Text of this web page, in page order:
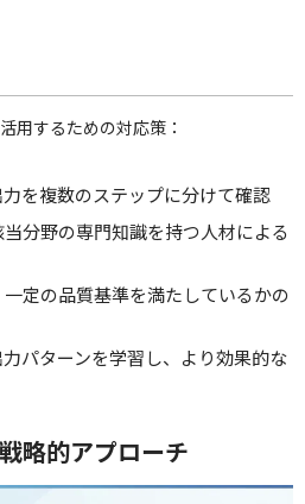
用するための対応策：
力を複数のステップに分けて確認
当分野の専門知識を持つ人材による
一定の品質基準を満たしているかの
力パターンを学習し、より効果的な
略的アプローチ